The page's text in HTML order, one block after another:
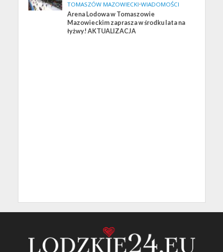
TOMASZÓW MAZOWIECKI•WIADOMOŚCI
Arena Lodowa w Tomaszowie
Mazowieckim zaprasza w środku lata na
łyżwy! AKTUALIZACJA